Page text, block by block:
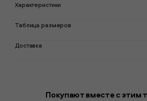
Характеристики
Таблица размеров
Доставка
Покупают вместе с этим